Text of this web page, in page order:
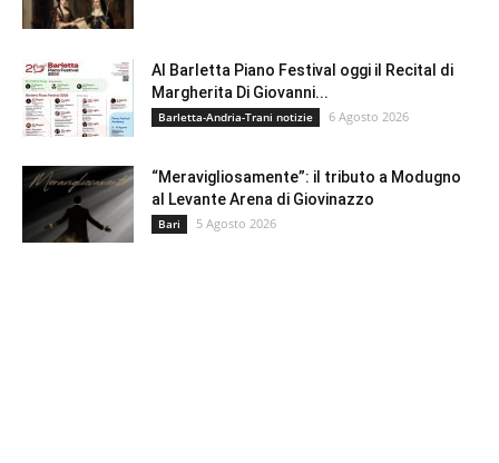
Al Barletta Piano Festival oggi il Recital di
Margherita Di Giovanni...
Barletta-Andria-Trani notizie 6 Agosto 2026
“Meravigliosamente”: il tributo a Modugno
al Levante Arena di Giovinazzo
Bari 5 Agosto 2026